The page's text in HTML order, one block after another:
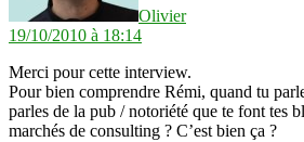
Olivier
19/10/2010 à 18:14
Merci pour cette interview.
Pour bien comprendre Rémi, quand tu
parles de la pub / notoriété que te font tes
marchés de consulting ? C’est bien ça ?